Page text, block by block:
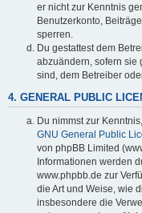
er nicht zur Kenntnis
Benutzerkonto,
sperren.
Du gestattest dem
abzuändern, sofern sie
sind, dem Betreiber
4. GENERAL PUBLIC
Du nimmst zur
GNU General Public
von phpBB Limited
Informationen werden
www.phpbb.de zur
die Art und Weise, wie
insbesondere die